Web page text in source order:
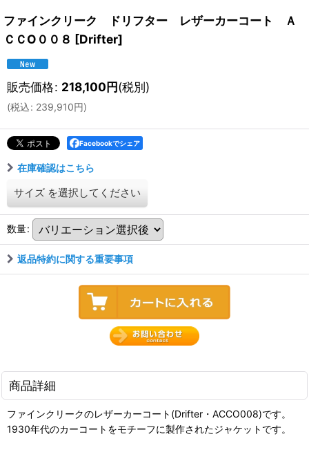
ファインクリーク ドリフター レザーカーコート Ａ
ＣＣO００８ [Drifter]
販売価格: 218,100円(税別)
(税込: 239,910円)
Facebookでシェア
在庫確認はこちら
サイズ を選択してください
数量:
返品特約に関する重要事項
商品詳細
ファインクリークのレザーカーコート(Drifter・ACCO008)です。
1930年代のカーコートをモチーフに製作されたジャケットです。